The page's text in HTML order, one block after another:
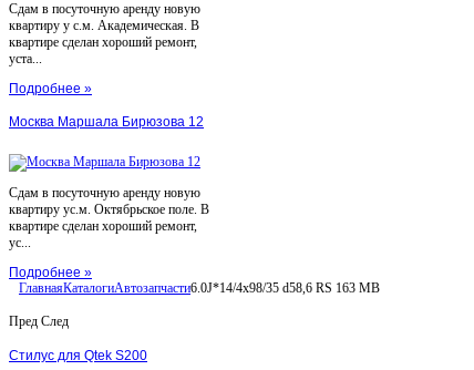
Сдам в посуточную аренду новую
квартиру у с.м. Академическая. В
квартире сделан хороший ремонт,
уста...
Подробнее »
Москва Маршала Бирюзова 12
Сдам в посуточную аренду новую
квартиру ус.м. Октябрьское поле. В
квартире сделан хороший ремонт,
ус...
Подробнее »
ГлавнаяКаталогиАвтозапчасти6.0J*14/4x98/35 d58,6 RS 163 MB
Пред След
Стилус для Qtek S200